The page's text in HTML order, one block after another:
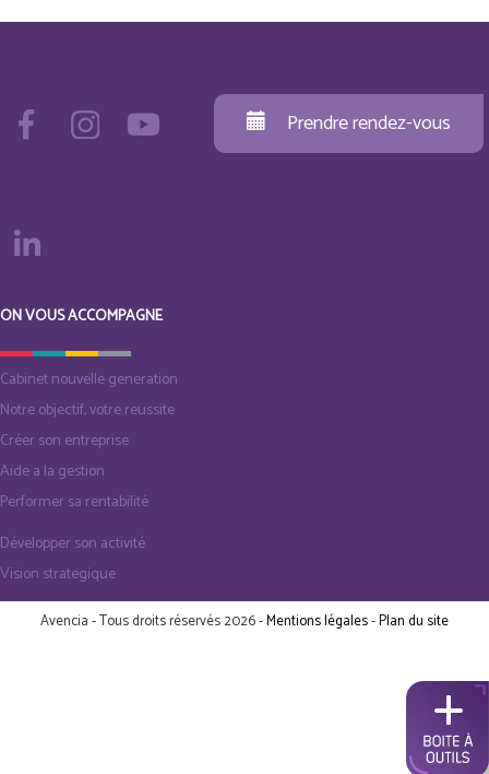
Prendre rendez-vous
ON VOUS ACCOMPAGNE
Cabinet nouvelle generation
Notre objectif, votre reussite
Créer son entreprise
Aide a la gestion
Performer sa rentabilité
Développer son activité
Vision strategique
Avencia - Tous droits réservés 2026 -Mentions légales-Plan du site